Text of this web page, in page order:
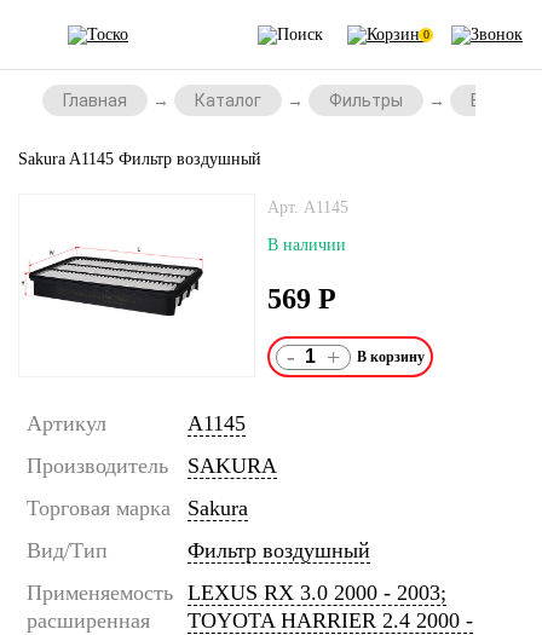
0
Главная Каталог Фильтры
Sakura A1145 Фильтр воздушный
Арт. A1145
В наличии
569 Р
- +
Артикул
A1145
Производитель
SAKURA
Торговая марка
Sakura
Вид/Тип
Фильтр воздушный
Применяемость
расширенная
LEXUS RX 3.0 2000 - 2003;
TOYOTA HARRIER 2.4 2000 -